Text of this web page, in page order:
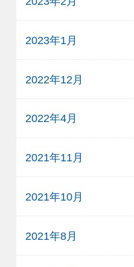
2023年1月
2022年12月
2022年4月
2021年11月
2021年10月
2021年8月